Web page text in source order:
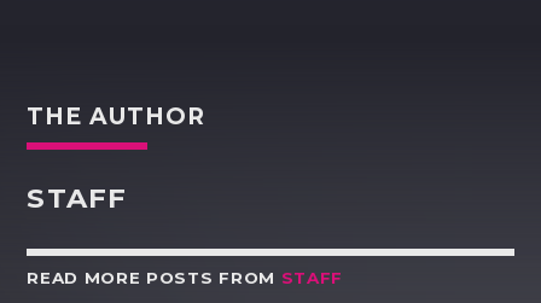
THE AUTHOR
STAFF
READ MORE POSTS FROM STAFF